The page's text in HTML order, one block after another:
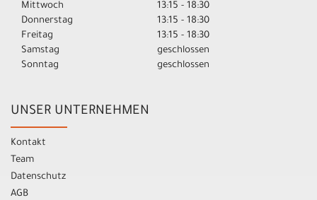
Mittwoch
13:15 - 18:30
Donnerstag
13:15 - 18:30
Freitag
13:15 - 18:30
Samstag
geschlossen
Sonntag
geschlossen
UNSER UNTERNEHMEN
Kontakt
Team
Datenschutz
AGB